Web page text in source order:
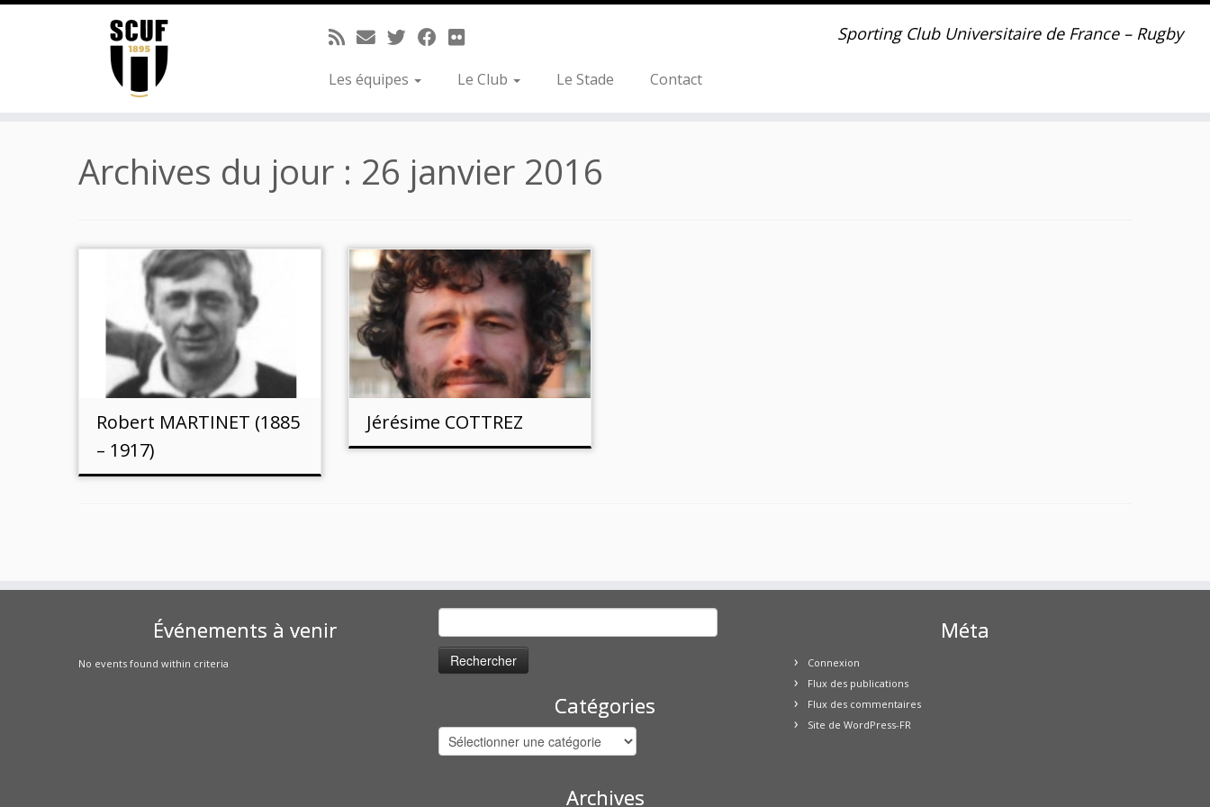
Passer
Sporting Club Universitaire de France – Rugby
Les équipes Le Club Le Stade Contact
Archives du jour : 26 janvier 2016
Robert MARTINET (1885
– 1917)
Jérésime COTTREZ
Événements à venir
No events found within criteria
Rechercher :
Catégories
Catégories
Archives
Méta
Connexion
Flux des publications
Flux des commentaires
Site de WordPress-FR